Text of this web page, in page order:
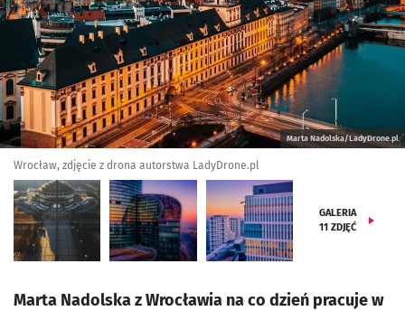
Marta Nadolska/LadyDrone.pl
Wrocław, zdjęcie z drona autorstwa LadyDrone.pl
GALERIA
11 ZDJĘĆ
Marta Nadolska z Wrocławia na co dzień pracuje w